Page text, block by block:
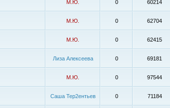
М.Ю. 0 60214
М.Ю. 0 62704
М.Ю. 0 62415
Лиза Алексеева 0 69181
М.Ю. 0 97544
Саша Тер2ентьев 0 71184